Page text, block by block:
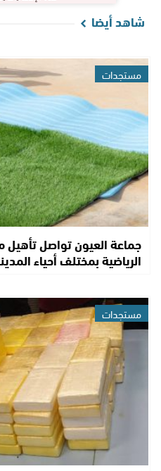
شاهد أيضا
مستجدات
جماعة العيون تواصل تأهيل
الرياضية بمختلف أحياء
مستجدات